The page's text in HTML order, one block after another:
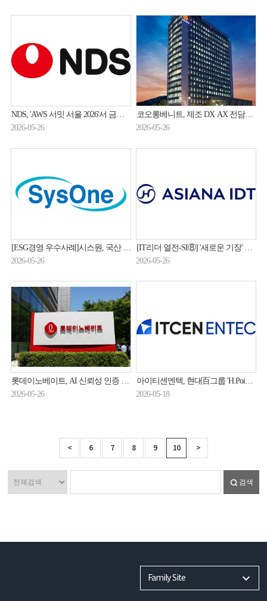
NDS, 'AWS 서밋 서울 2026'서 금융사 클라우드 전환 사례 발표
2026-05-26
코오롱베니트, 제조 DX·AX 전담조직 띄웠다…외부 고객 확보 속도전
2026-05-26
[ESG경영 우수사례]시스원, 국산 NPU 기반 '저전력 AX' 시장 정조준…ESG 경영 가속화
2026-05-26
[IT리더 열전-SI⑧] '새로운 기장' 아시아나IDT 윤찬의 "대외 AX사업 확장"
2026-05-26
롯데이노베이트, AI 신뢰성 인증 확대…로봇 서비스 사업 힘 싣는다
2026-05-26
아이티센엔텍, 현대百그룹 'H.Point 앱 리뉴얼' 사업 수주
2026-05-18
< 6 7 8 9 10 >
검색
Family Site